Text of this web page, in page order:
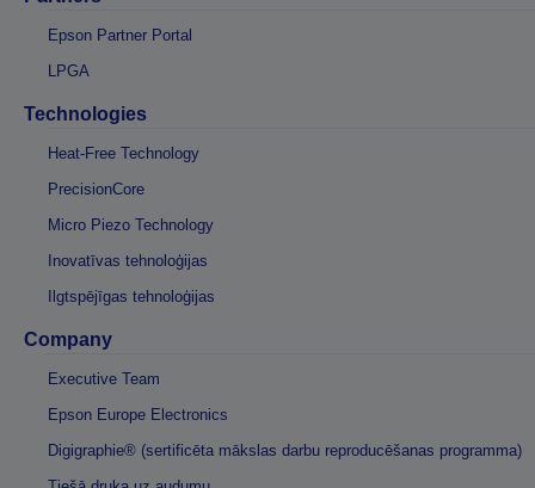
Epson Partner Portal
LPGA
Technologies
Heat-Free Technology
PrecisionCore
Micro Piezo Technology
Inovatīvas tehnoloģijas
Ilgtspējīgas tehnoloģijas
Company
Executive Team
Epson Europe Electronics
Digigraphie® (sertificēta mākslas darbu reproducēšanas programma)